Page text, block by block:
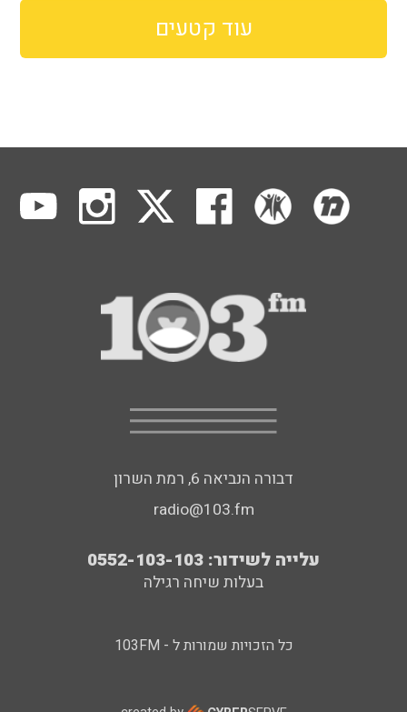
עוד קטעים
דבורה הנביאה 6, רמת השרון
radio@103.fm
עלייה לשידור: 0552-103-103
בעלות שיחה רגילה
כל הזכויות שמורות ל - 103FM